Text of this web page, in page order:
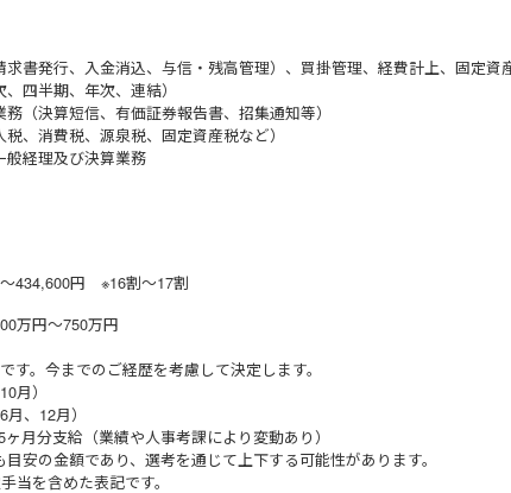
書発行、入金消込、与信・残高管理）、買掛管理、経費計上、固定資
四半期、年次、連結）
務（決算短信、有価証券報告書、招集通知等）
税、消費税、源泉税、固定資産税など）
経理及び決算業務
434,600円 ※16割～17割
万円～750万円
す。今までのご経歴を考慮して決定します。
月）
、12月）
月分支給（業績や人事考課により変動あり）
安の金額であり、選考を通じて上下する可能性があります。
当を含めた表記です。